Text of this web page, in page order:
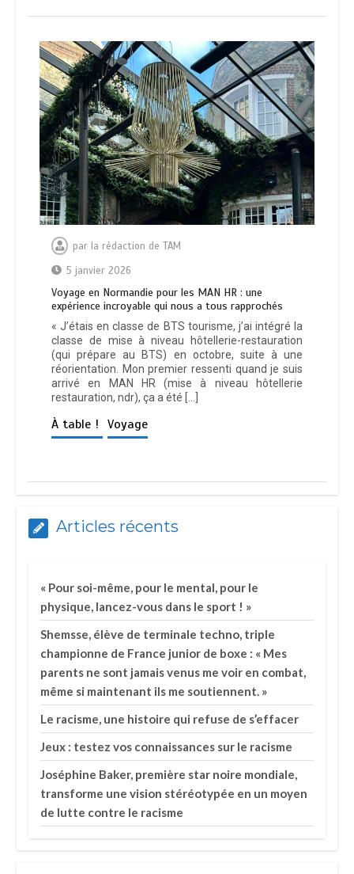
par la rédaction de TAM
5 janvier 2026
Voyage en Normandie pour les MAN HR : une
expérience incroyable qui nous a tous rapprochés
« J’étais en classe de BTS tourisme, j’ai intégré la
classe de mise à niveau hôtellerie-restauration
(qui prépare au BTS) en octobre, suite à une
réorientation. Mon premier ressenti quand je suis
arrivé en MAN HR (mise à niveau hôtellerie
restauration, ndr), ça a été […]
À table ! Voyage
Articles récents
« Pour soi-même, pour le mental, pour le
physique, lancez-vous dans le sport ! »
Shemsse, élève de terminale techno, triple
championne de France junior de boxe : « Mes
parents ne sont jamais venus me voir en combat,
même si maintenant ils me soutiennent. »
Le racisme, une histoire qui refuse de s’effacer
Jeux : testez vos connaissances sur le racisme
Joséphine Baker, première star noire mondiale,
transforme une vision stéréotypée en un moyen
de lutte contre le racisme